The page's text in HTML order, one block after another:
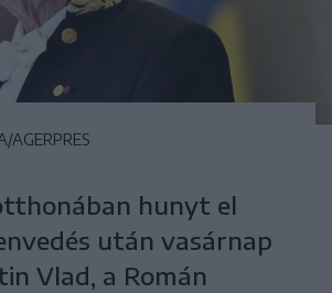
AGERPRES
hunyt el
után vasárnap
Vlad, a Román